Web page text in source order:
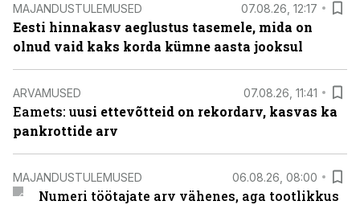
MAJANDUSTULEMUSED 07.08.26, 12:17
Eesti hinnakasv aeglustus tasemele, mida on
olnud vaid kaks korda kümne aasta jooksul
ARVAMUSED 07.08.26, 11:41
Eamets: uusi ettevõtteid on rekordarv, kasvas ka
pankrottide arv
MAJANDUSTULEMUSED 06.08.26, 08:00
Numeri töötajate arv vähenes, aga tootlikkus